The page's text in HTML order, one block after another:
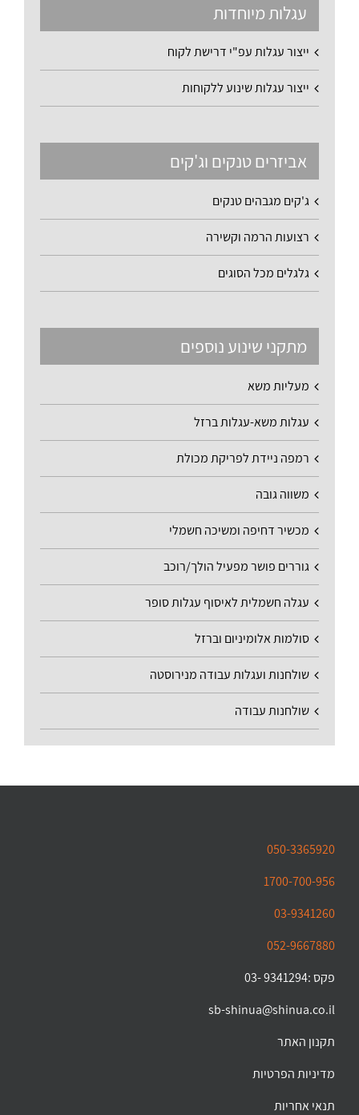
עגלות מיוחדות
ייצור עגלות עפ"י דרישת לקוח
ייצור עגלות שינוע ללקוחות
אביזרים טנקים וג'קים
ג'קים מגבהים טנקים
רצועות הרמה וקשירה
גלגלים מכל הסוגים
מתקני שינוע נוספים
מעליות משא
עגלות משא-עגלות ברזל
רמפה ניידת לפריקת מכולת
משווה גובה
מכשיר דחיפה ומשיכה חשמלי
גוררים פושר מפעיל הולך/רוכב
עגלה חשמלית לאיסוף עגלות סופר
סולמות אלומיניום וברזל
שולחנות ועגלות עבודה מנירוסטה
שולחנות עבודה
050-3365920
1700-700-956
03-9341260
052-9667880
פקס :9341294 -03
sb-shinua@shinua.co.il
תקנון האתר
מדיניות הפרטיות
תנאי אחריות